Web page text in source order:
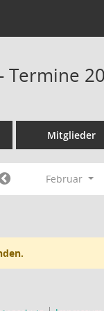
Termine
Mitglieder
Februar